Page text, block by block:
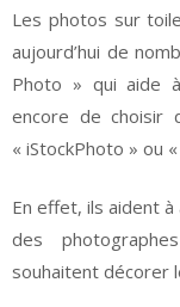
Les photos sur
aujourd’hui de
Photo » qui aide
encore de choisir
« iStockPhoto » ou
En effet, ils aident
des
souhaitent décorer